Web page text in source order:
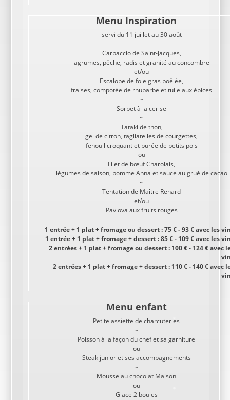
Menu Inspiration
servi du 11 juillet au 30 août
Carpaccio de Saint-Jacques,
agrumes, pêche, radis et granité au concombre
et/ou
Escalope de foie gras poêlée,
fraises, compotée de rhubarbe et tuile aux épices
~
Sorbet à la cerise
~
Tataki de thon,
gel de citron, tagliatelles de courgettes,
fenouil croquant et purée de petits pois
ou
Filet de bœuf Charolais,
légumes de saison, pomme Anna et sauce au grué de cacao
~
Tentation de Maître Renard
et/ou
Pavlova aux fruits rouges
1 entrée + 1 plat + fromage ou dessert : 75 € - 93 € avec les
1 entrée + 1 plat + fromage + dessert : 85 € - 109 € avec les
2 entrées + 1 plat + fromage ou dessert : 100 € - 124 € avec
2 entrées + 1 plat + fromage + dessert : 110 € - 140 € avec
Menu enfant
Petite assiette de charcuteries
~
Poisson à la façon du chef et sa garniture
ou
Steak junior et ses accompagnements
~
Mousse au chocolat Maison
ou
Glace 2 boules